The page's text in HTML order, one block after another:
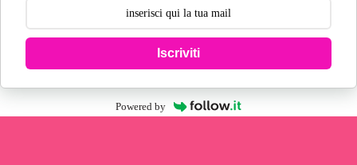
Iscriviti
Powered by